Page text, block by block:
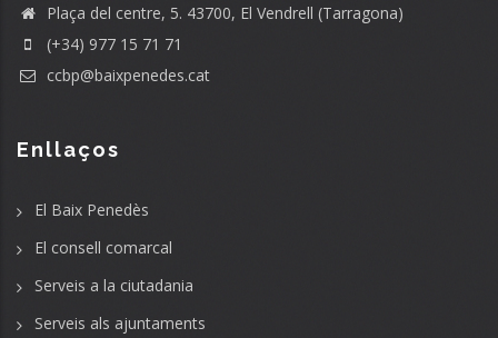
Plaça del centre, 5. 43700, El Vendrell (Tarragona)
(+34) 977 15 71 71
ccbp@baixpenedes.cat
Enllaços
El Baix Penedès
El consell comarcal
Serveis a la ciutadania
Serveis als ajuntaments